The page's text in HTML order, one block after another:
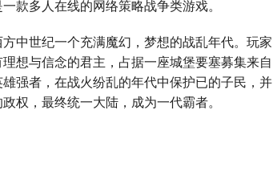
一款多人在线的网络策略战争类游戏。
中世纪一个充满魔幻，梦想的战乱年代。玩家
想与信念的君主，占据一座城堡要塞募集来自
强者，在战火纷乱的年代中保护已的子民，并
权，最终统一大陆，成为一代霸者。